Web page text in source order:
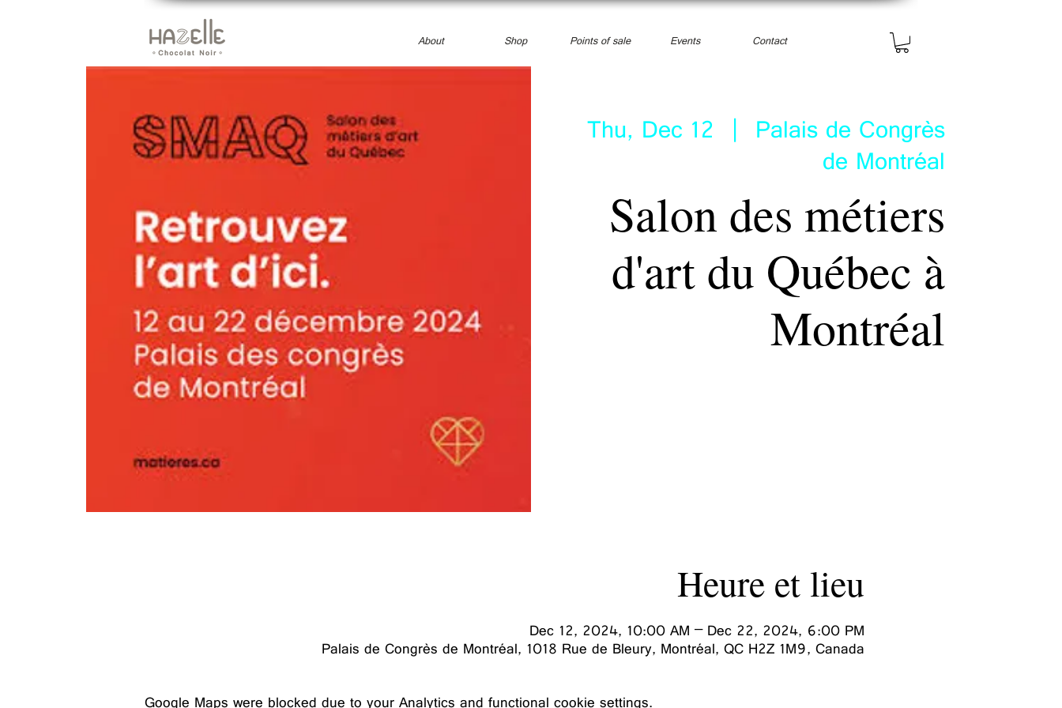
About Shop Points of sale Events Contact
Thu, Dec 12
  |
Palais de Congrès
de Montréal
Salon des métiers
d'art du Québec à
Montréal
Heure et lieu
Dec 12, 2024, 10:00 AM – Dec 22, 2024, 6:00 PM
Palais de Congrès de Montréal, 1018 Rue de Bleury, Montréal, QC H2Z 1M9, Canada